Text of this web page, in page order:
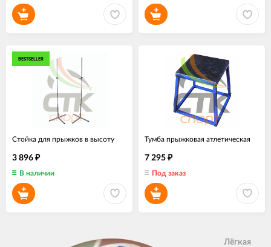
BESTSELLER
Стойка для прыжков в высоту
3 896 ₽
В наличии
Тумба прыжковая атлетическая
7 295 ₽
Под заказ
Лёгкая